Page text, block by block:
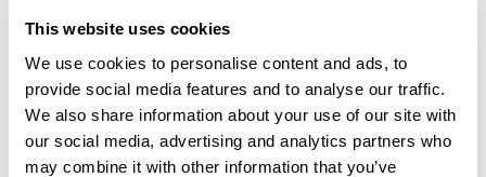
This website uses cookies
We use cookies to personalise content and ads, to
provide social media features and to analyse our traffic.
We also share information about your use of our site with
our social media, advertising and analytics partners who
may combine it with other information that you’ve
Technische specificaties:
Draagvermogen legbord 235 kg
Staanders voorzien van 3x horizontale
schoor en 1x kruisschoor